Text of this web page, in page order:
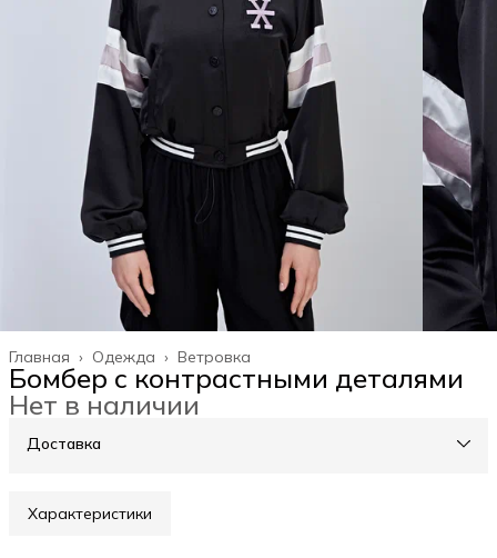
Ветровка
Одежда ›
Главная ›
Бомбер с контрастными деталями
Нет в наличии
Доставка
Характеристики